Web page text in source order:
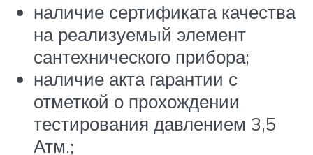
наличие сертификата качества
на реализуемый элемент
сантехнического прибора;
наличие акта гарантии с
отметкой о прохождении
тестирования давлением 3,5
Атм.;